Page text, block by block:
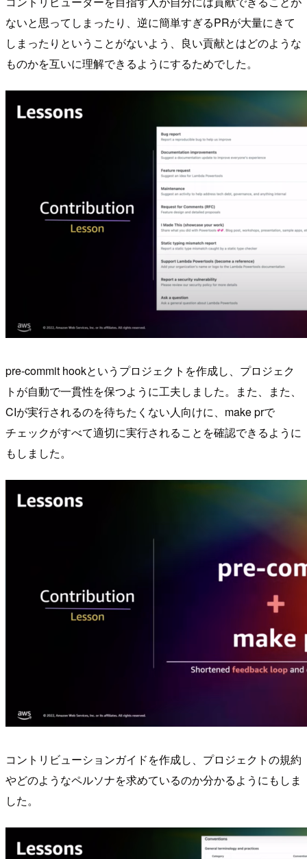
ないと思ってしまったり、逆に簡単すぎるPRが大量にきて
しまったりということがないよう、良い貢献とはどのような
ものかを互いに理解できるようにするためでした。
pre-commit hookというプロジェクトを作成し、プロジェク
トが自動で一貫性を保つように工夫しました。また、また、
CIが実行されるのを待ちたくない人向けに、make prで
チェックがすべて適切に実行されることを確認できるように
もしました。
コントリビューションガイドを作成し、プロジェクトの規約
やどのようなペルソナを求めているのか分かるようにもしま
した。